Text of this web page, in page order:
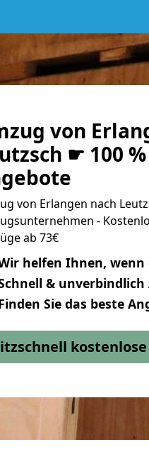
von
☛ 100
von Erlangen nach
-
ab 73€
helfen Ihnen,
&
Sie das beste